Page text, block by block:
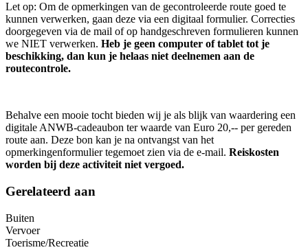
Let op: Om de opmerkingen van de gecontroleerde route goed te
kunnen verwerken, gaan deze via een digitaal formulier. Correcties
doorgegeven via de mail of op handgeschreven formulieren kunnen
we NIET verwerken. Heb je geen computer of tablet tot je
beschikking, dan kun je helaas niet deelnemen aan de
routecontrole.
Behalve een mooie tocht bieden wij je als blijk van waardering een
digitale ANWB-cadeaubon ter waarde van Euro 20,-- per gereden
route aan. Deze bon kan je na ontvangst van het
opmerkingenformulier tegemoet zien via de e-mail. Reiskosten
worden bij deze activiteit niet vergoed.
Gerelateerd aan
Buiten
Vervoer
Toerisme/Recreatie